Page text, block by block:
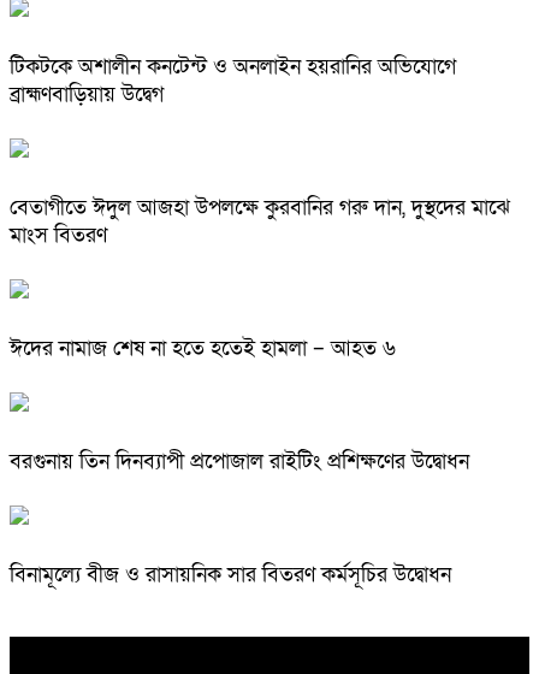
টিকটকে অশালীন কনটেন্ট ও অনলাইন হয়রানির অভিযোগে
ব্রাহ্মণবাড়িয়ায় উদ্বেগ
বেতাগীতে ঈদুল আজহা উপলক্ষে কুরবানির গরু দান, দুস্থদের মাঝে
মাংস বিতরণ
ঈদের নামাজ শেষ না হতে হতেই হামলা – আহত ৬
বরগুনায় তিন দিনব্যাপী প্রপোজাল রাইটিং প্রশিক্ষণের উদ্বোধন
বিনামূল্যে বীজ ও রাসায়নিক সার বিতরণ কর্মসূচির উদ্বোধন